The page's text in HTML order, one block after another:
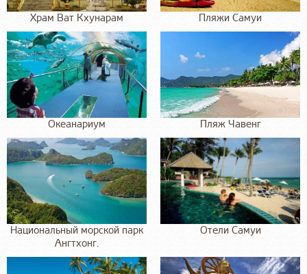
Храм Ват Кхунарам Пляжи Самуи
Океанариум Пляж Чавенг
Национальный морской парк
Ангтхонг.
Отели Самуи